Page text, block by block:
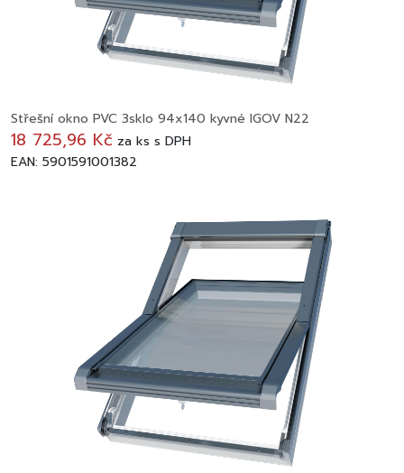
Střešní okno PVC 3sklo 94x140 kyvné IGOV N22
18 725,96 Kč za ks s DPH
EAN: 5901591001382